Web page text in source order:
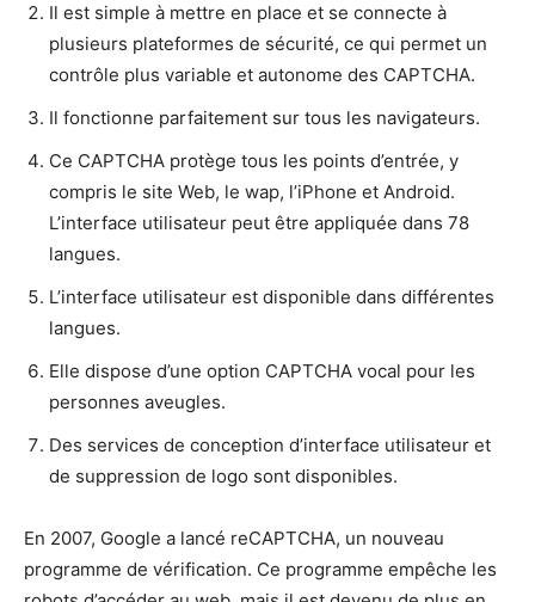
Il est simple à mettre en place et se connecte à
plusieurs plateformes de sécurité, ce qui permet un
contrôle plus variable et autonome des CAPTCHA.
Il fonctionne parfaitement sur tous les navigateurs.
Ce CAPTCHA protège tous les points d’entrée, y
compris le site Web, le wap, l’iPhone et Android.
L’interface utilisateur peut être appliquée dans 78
langues.
L’interface utilisateur est disponible dans différentes
langues.
Elle dispose d’une option CAPTCHA vocal pour les
personnes aveugles.
Des services de conception d’interface utilisateur et
de suppression de logo sont disponibles.
En 2007, Google a lancé reCAPTCHA, un nouveau
programme de vérification. Ce programme empêche les